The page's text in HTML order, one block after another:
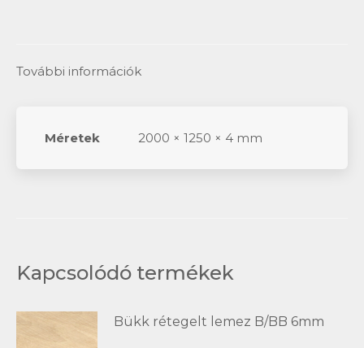
További információk
Méretek 2000 × 1250 × 4 mm
Kapcsolódó termékek
Bükk rétegelt lemez B/BB 6mm